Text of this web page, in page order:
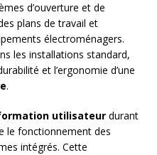
d’ouverture et de
plans de travail et
électroménagers.
les installations standard,
et l’ergonomie d’une
.
utilisateur durant
le fonctionnement des
intégrés. Cette